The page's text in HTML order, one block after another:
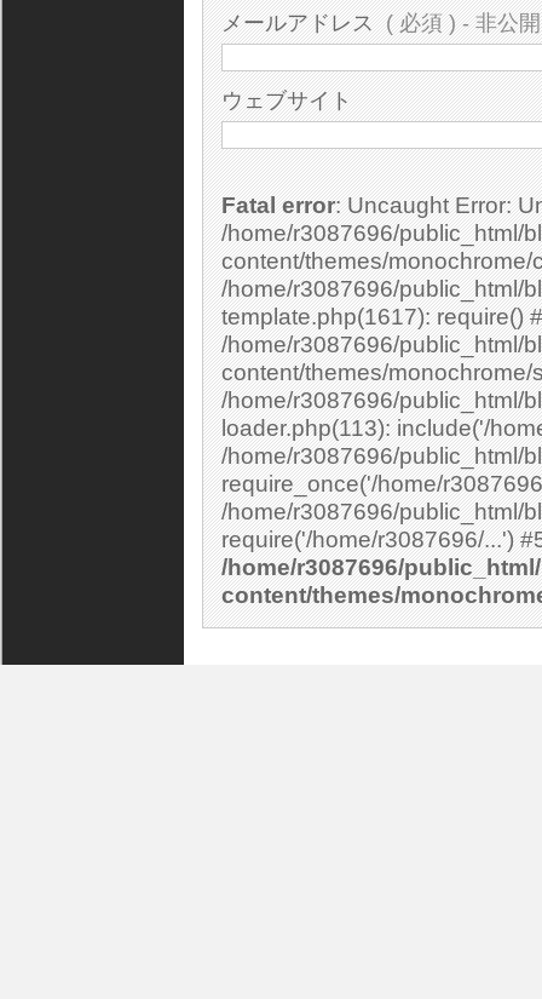
メールアドレス ( 必須 ) - 非公
ウェブサイト
Fatal error: Uncaught Error: Undefined constant "cs_print_smilies" in
/home/r3087696/public_html/
content/themes/
/home/r3087696/public_html/
template.php(1617): require()
/home/r3087696/public_html/
content/themes/
/home/r3087696/public_html/
loader.php(113): include('/
/home/r3087696/public_html/
require_once('/home/
/home/r3087696/public_html/
/home/r3087696/
content/themes/